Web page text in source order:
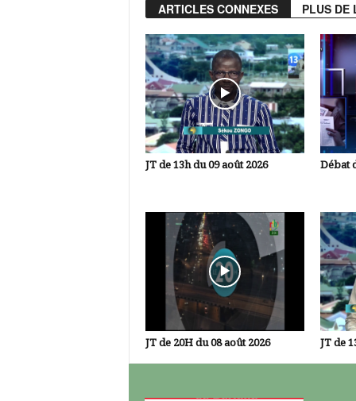
ARTICLES CONNEXES PLUS DE
JT de 13h du 09 août 2026 Débat
JT de 20H du 08 août 2026 JT de